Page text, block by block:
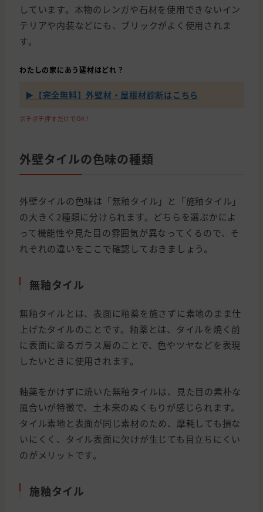
しています。本物のレンガや石材を使用できないイン
テリアや内装などにも、ブリックがよく使用されま
す。
わたしの家にあう建材はどれ？
▶【完全無料】外壁材・屋根材診断はこちら
ポチポチ押すだけでOK！
外壁タイルの色味の種類
外壁タイルの色味は「無釉タイル」と「施釉タイル」
の大きく2種類に分けられます。どちらを選ぶかによ
って機能性や見た目の雰囲気が異なってくるので、そ
れぞれの違いをここで確認しておきましょう。
無釉タイル
無釉タイルとは、表面に釉薬を施さずに素地のまま仕
上げたタイルのことです。釉薬とは、タイルを焼く前
に表面に塗るガラス層のことで、色やツヤなどを表現
したいときに使用されます。
釉薬をかけずに焼いた無釉タイルは、見た目の素朴な
風合いが特徴で、土本来のぬくもりが感じられます。
タイル素地と表面が同じ素材のため、摩耗しても損な
いにくく、タイル表面に欠けが生じても目立ちにくい
のがメリットです。
施釉タイル